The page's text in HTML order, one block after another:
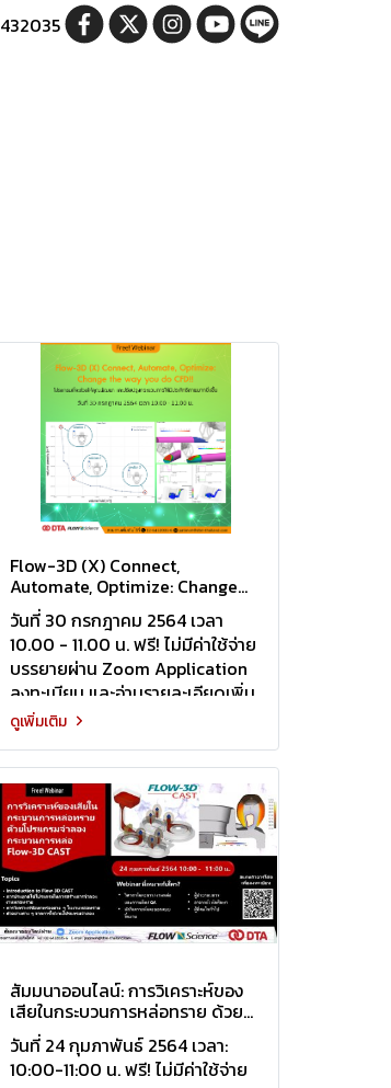
Flow-3D (X) Connect,
Automate, Optimize: Change
the way you do CFD!!
วันที่ 30 กรกฎาคม 2564 เวลา
10.00 - 11.00 น. ฟรี! ไม่มีค่าใช้จ่าย
บรรยายผ่าน Zoom Application
ลงทะเบียน และอ่านรายละเอียดเพิ่ม
เติมคลิก
ดูเพิ่มเติม
สัมมนาออนไลน์: การวิเคราะห์ของ
เสียในกระบวนการหล่อทราย ด้วย
โปรแกรมจำลองกระบวนการหล่อ
Flow-3D CAST
วันที่ 24 กุมภาพันธ์ 2564 เวลา:
10:00-11:00 น. ฟรี! ไม่มีค่าใช้จ่าย